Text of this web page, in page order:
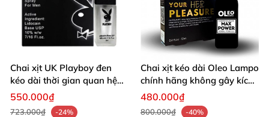
Chai xịt UK Playboy đen
kéo dài thời gian quan hệ
5ml nhỏ gọn
550.000₫
723.000₫
-24%
Chai xịt kéo dài Oleo Lampo
chính hãng không gây kích
ứng da
480.000₫
800.000₫
-40%